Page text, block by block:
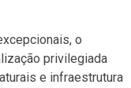
o
privilegiada
e infraestrutura